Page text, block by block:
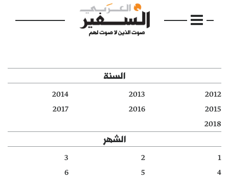
الرئيسية
مواضيع
السنة
2012
2013
2014
2015
2016
2017
2018
الشهر
1
2
3
4
5
6